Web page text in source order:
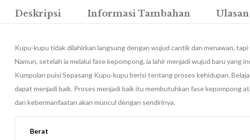
Deskripsi Informasi Tambahan
Kupu-kupu tidak dilahirkan langsung dengan wujud cantik dan menawan,
Namun, setelah ia melalui fase kepompong, ia lahir menjadi wujud baru yang
Kumpulan puisi Sepasang Kupu-kupu berisi tentang proses kehidupan.
dapat menjadi baik. Proses menjadi baik itu membutuhkan fase kepompong
dan kebermanfaatan akan muncul dengan sendirinya.
Berat